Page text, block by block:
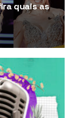
quais as